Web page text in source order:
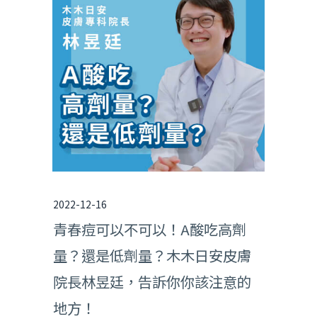
2022-12-16
青春痘可以不可以！A酸吃高劑
量？還是低劑量？木木日安皮膚
院長林昱廷，告訴你你該注意的
地方！